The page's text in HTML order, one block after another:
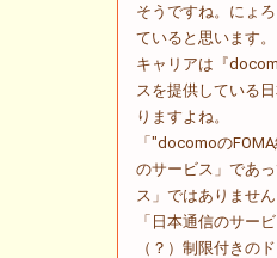
そうですね。にょ
ていると思います。
キャリアは『
スを提供している
りますよね。
「"docomoの
のサービス」であ
ス」ではありません
「日本通信のサー
（？）制限付きの